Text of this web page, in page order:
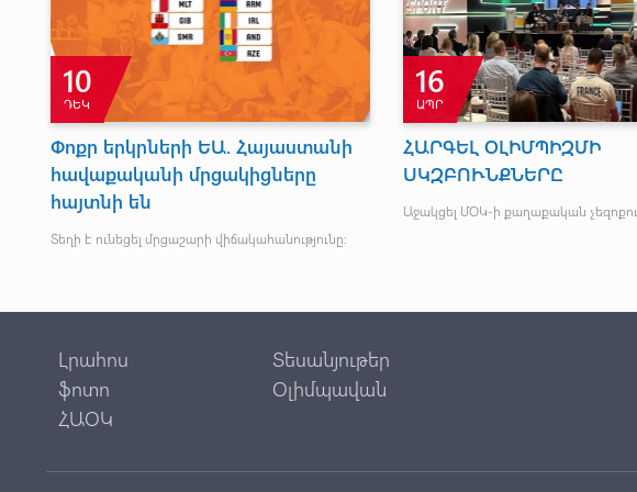
10
ԴԵԿ
Փոքր երկրների ԵԱ. Հայաստանի
հավաքականի մրցակիցները
հայտնի են
Տեղի է ունեցել մրցաշարի վիճակահանությունը:
16
ԱՊՐ
ՀԱՐԳԵԼ ՕԼԻՄՊԻԶՄԻ
ՍԿԶԲՈՒՆՔՆԵՐԸ
Աջակցել ՄՕԿ-ի քաղաքական
Լրահոս
Տեսանյութեր
ֆոտո
Օլիմպավան
ՀԱՕԿ